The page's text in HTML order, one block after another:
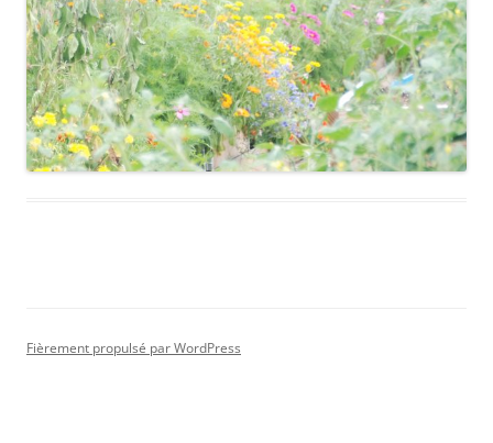
Fièrement propulsé par WordPress